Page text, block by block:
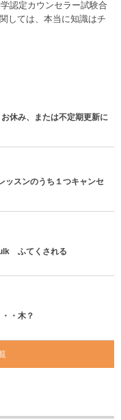
認定カウンセラー試験合
しては、本当に知識はチ
休み、または不定期更新に
ッスンのうち１つキャンセ
ふてくされる
・木？